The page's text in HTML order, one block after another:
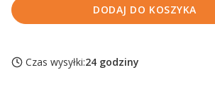
DODAJ DO KOSZYKA
Czas wysyłki:24 godziny